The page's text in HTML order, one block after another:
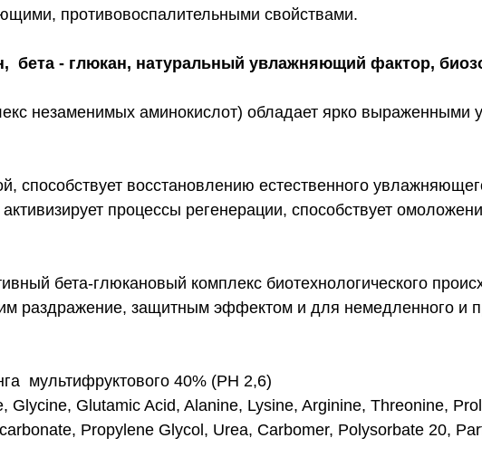
противовоспалительными свойствами.
бета - глюкан, натуральный увлажняющий фактор,
незаменимых аминокислот) обладает ярко
способствует восстановлению естественного
процессы регенерации, способствует
бета-глюкановый комплекс биотехнологического
раздражение, защитным эффектом и для немедленного и
мультифруктового 40% (PH 2,6)
Glutamic Acid, Alanine, Lysine, Arginine, Threonine,
Propylene Glycol, Urea, Carbomer, Polysorbate 20,